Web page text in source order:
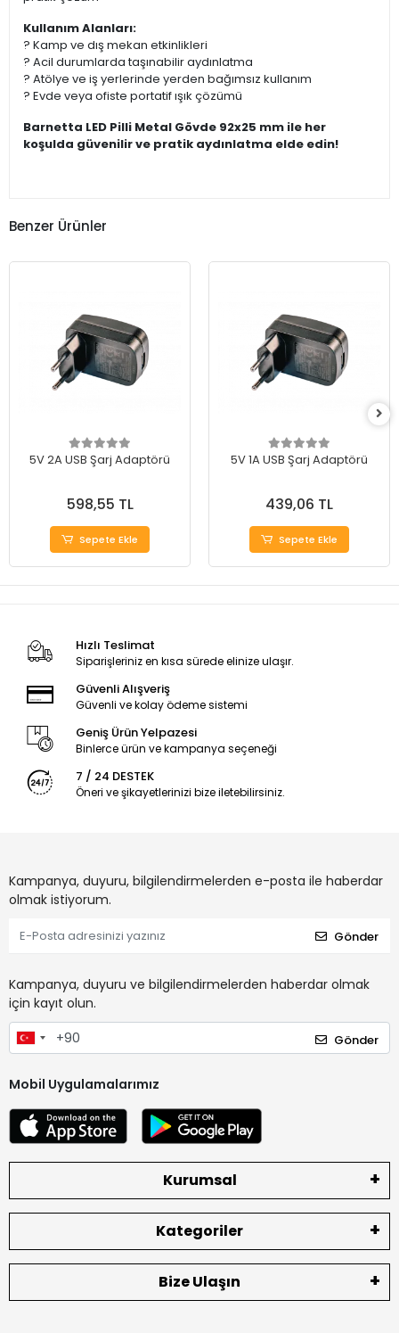
Kullanım Alanları:
? Kamp ve dış mekan etkinlikleri
? Acil durumlarda taşınabilir aydınlatma
? Atölye ve iş yerlerinde yerden bağımsız kullanım
? Evde veya ofiste portatif ışık çözümü
Barnetta LED Pilli Metal Gövde 92x25 mm ile her
koşulda güvenilir ve pratik aydınlatma elde edin!
Benzer Ürünler
5V 2A USB Şarj Adaptörü
598,55 TL
Sepete Ekle
5V 1A USB Şarj Adaptörü
439,06 TL
Sepete Ekle
Hızlı Teslimat
Siparişleriniz en kısa sürede elinize ulaşır.
Güvenli Alışveriş
Güvenli ve kolay ödeme sistemi
Geniş Ürün Yelpazesi
Binlerce ürün ve kampanya seçeneği
7 / 24 DESTEK
Öneri ve şikayetlerinizi bize iletebilirsiniz.
Kampanya, duyuru, bilgilendirmelerden e-posta ile haberdar
olmak istiyorum.
Gönder
Kampanya, duyuru ve bilgilendirmelerden haberdar olmak
için kayıt olun.
Gönder
Mobil Uygulamalarımız
Kurumsal
Kategoriler
Bize Ulaşın